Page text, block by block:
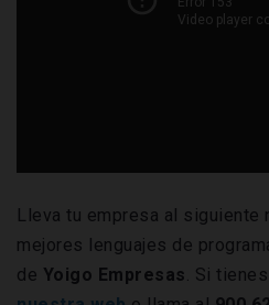
Lleva tu empresa al siguiente
mejores lenguajes de
de Yoigo Empresas . Si